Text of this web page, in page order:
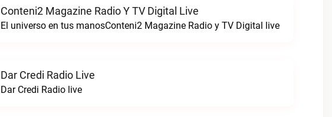
Conteni2 Magazine Radio Y TV Digital Live
El universo en tus manosConteni2 Magazine Radio y TV Digital live
Dar Credi Radio Live
Dar Credi Radio live